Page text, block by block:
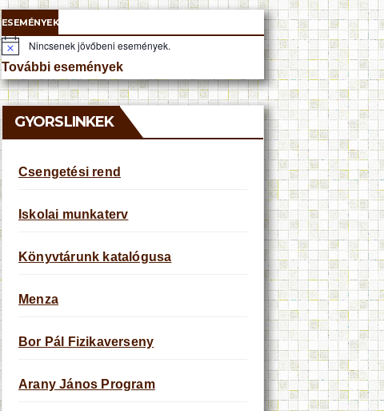
ESEMÉNYEK
N
o
t
i
c
Nincsenek jövőbeni események.
További események
GYORSLINKEK
Csengetési rend
Iskolai munkaterv
Könyvtárunk katalógusa
Menza
Bor Pál Fizikaverseny
Arany János Program